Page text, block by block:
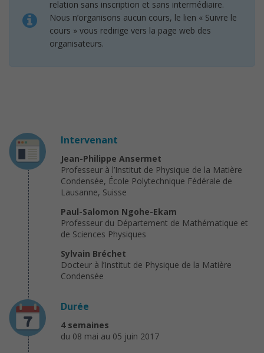
relation sans inscription et sans intermédiaire.
Nous n’organisons aucun cours, le lien « Suivre le
cours » vous redirige vers la page web des
organisateurs.
Intervenant
Jean-Philippe Ansermet
Professeur à l’Institut de Physique de la Matière
Condensée, École Polytechnique Fédérale de
Lausanne, Suisse
Paul-Salomon Ngohe-Ekam
Professeur du Département de Mathématique et
de Sciences Physiques
Sylvain Bréchet
Docteur à l’Institut de Physique de la Matière
Condensée
Durée
4 semaines
du 08 mai au 05 juin 2017